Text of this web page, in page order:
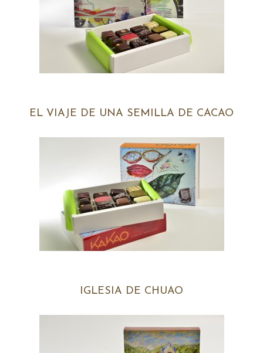
EL VIAJE DE UNA SEMILLA DE CACAO
IGLESIA DE CHUAO